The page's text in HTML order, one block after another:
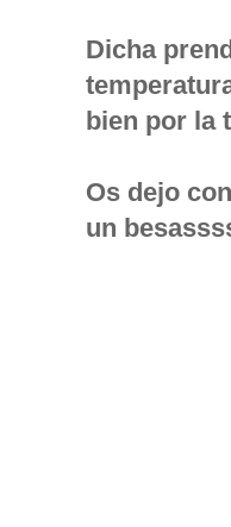
Dicha
bien por la
Os dejo
un